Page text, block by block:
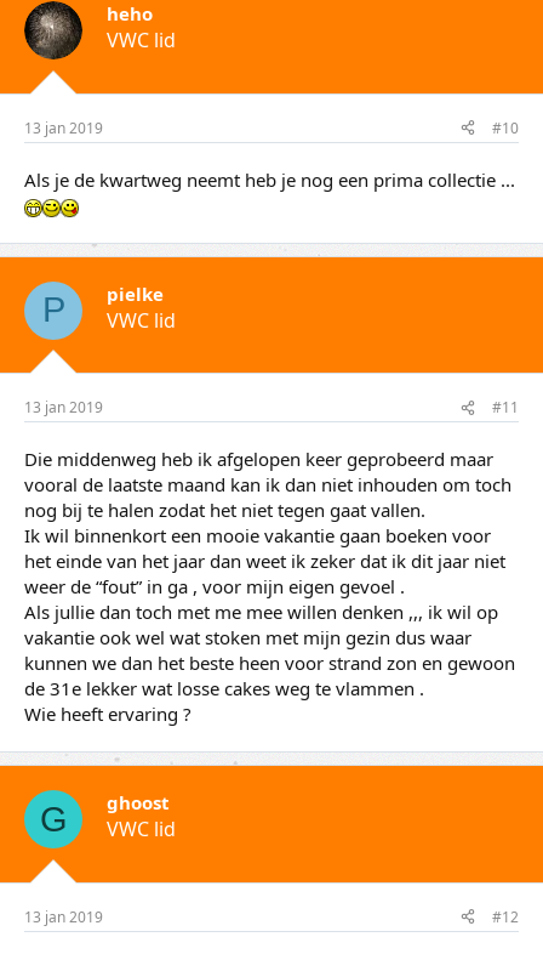
heho
VWC lid
13 jan 2019 #10
Als je de kwartweg neemt heb je nog een prima collectie ...
P pielke
VWC lid
13 jan 2019 #11
Die middenweg heb ik afgelopen keer geprobeerd maar
vooral de laatste maand kan ik dan niet inhouden om toch
nog bij te halen zodat het niet tegen gaat vallen.
Ik wil binnenkort een mooie vakantie gaan boeken voor
het einde van het jaar dan weet ik zeker dat ik dit jaar niet
weer de “fout” in ga , voor mijn eigen gevoel .
Als jullie dan toch met me mee willen denken ,,, ik wil op
vakantie ook wel wat stoken met mijn gezin dus waar
kunnen we dan het beste heen voor strand zon en gewoon
de 31e lekker wat losse cakes weg te vlammen .
Wie heeft ervaring ?
G ghoost
VWC lid
13 jan 2019 #12